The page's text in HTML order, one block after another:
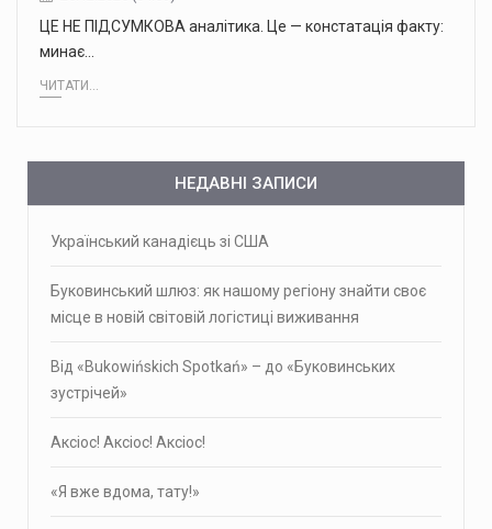
ЦЕ НЕ ПІДСУМКОВА аналітика. Це — констатація факту:
минає…
ЧИТАТИ...
НЕДАВНІ ЗАПИСИ
Український канадієць зі США
Буковинський шлюз: як нашому регіону знайти своє
місце в новій світовій логістиці виживання
Від «Bukowińskich Spotkań» – до «Буковинських
зустрічей»
Аксіос! Аксіос! Аксіос!
«Я вже вдома, тату!»